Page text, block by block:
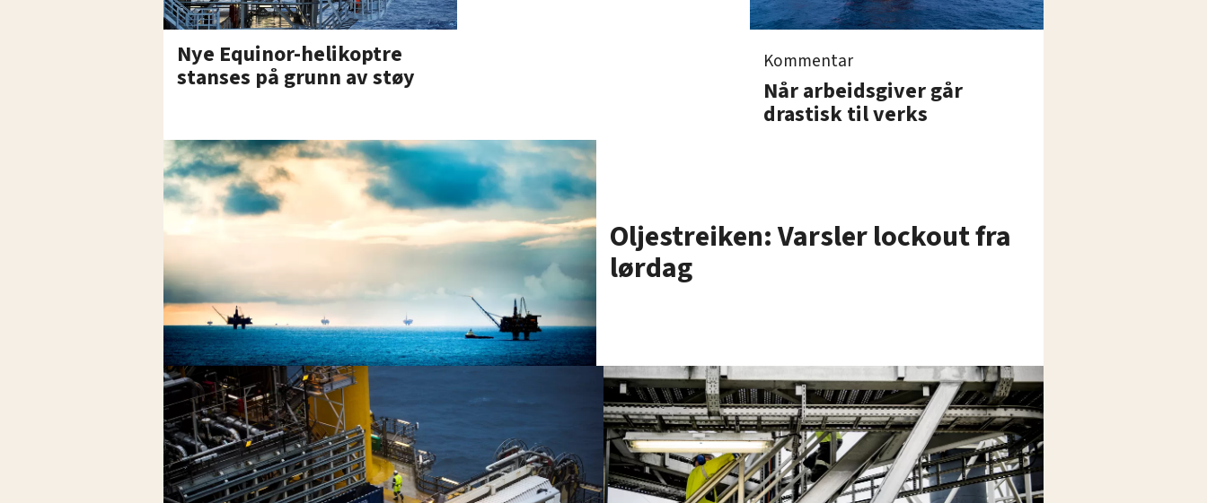
Nye Equinor-helikoptre
stanses på grunn av støy
Kommentar
Når arbeidsgiver går
drastisk til verks
Oljestreiken: Varsler lockout fra
lørdag